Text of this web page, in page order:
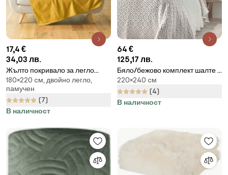
17,4 €
34,03 лв.
Жълто покривало за легло
180x220 cm Lucile – douceur
d'intérieur
180×220 cм, двойно легло,
памучен
(7)
В наличност
64 €
125,17 лв.
Бяло/бежово комплект шалте и
калъфка за възглавница от
микрофибър 220x240 cm
Joana – douceur d'intérieur
220×240 cм
(4)
В наличност